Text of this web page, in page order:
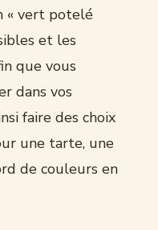
« vert potelé
et les
que vous
dans vos
faire des choix
une tarte, une
de couleurs en